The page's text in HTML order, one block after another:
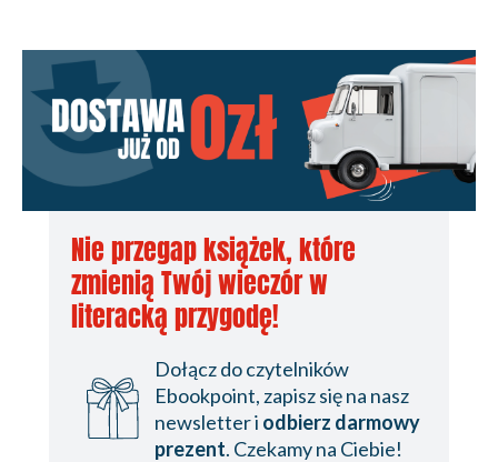
Nie przegap książek, które
zmienią Twój wieczór w
literacką przygodę!
Dołącz do czytelników
Ebookpoint, zapisz się na nasz
newsletter i odbierz darmowy
prezent. Czekamy na Ciebie!